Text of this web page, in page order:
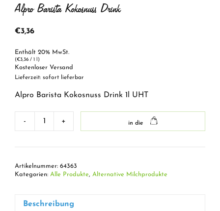
Alpro Barista Kokosnuss Drink
€3,36
Enthält 20% MwSt.
(€3,36 / 1 l)
Kostenloser Versand
Lieferzeit: sofort lieferbar
Alpro Barista Kokosnuss Drink 1l UHT
-
Kokosnuss
Menge
+ in die
Artikelnummer: 64363
Kategorien: Alle Produkte, Alternative Milchprodukte
Beschreibung